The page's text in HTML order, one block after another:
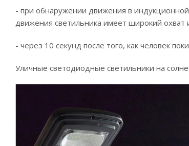
- при обнаружении движения в
движения светильника имеет широкий охват
- через 10 секунд после того, как человек
Уличные светодиодные светильники на